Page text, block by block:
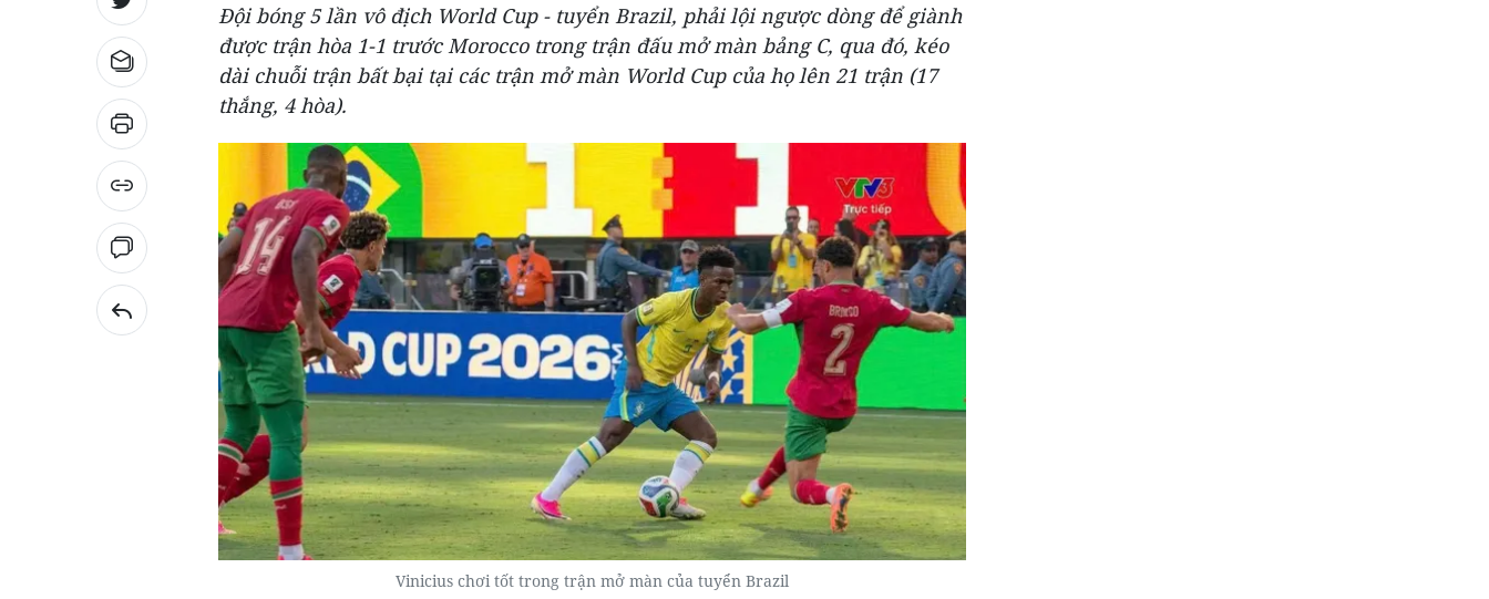
Đội bóng 5 lần vô địch World Cup - tuyển Brazil, phải lội ngược dòng để giành
được trận hòa 1-1 trước Morocco trong trận đấu mở màn bảng C, qua đó, kéo
dài chuỗi trận bất bại tại các trận mở màn World Cup của họ lên 21 trận (17
thắng, 4 hòa).
Vinicius chơi tốt trong trận mở màn của tuyển Brazil